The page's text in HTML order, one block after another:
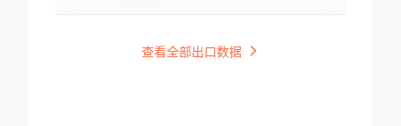
查看全部出口数据